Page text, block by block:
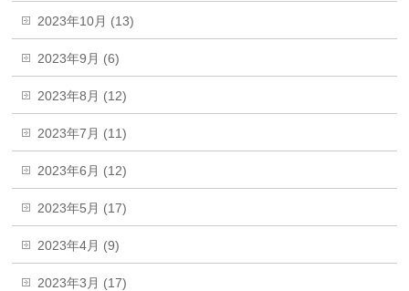
2023年10月 (13)
2023年9月 (6)
2023年8月 (12)
2023年7月 (11)
2023年6月 (12)
2023年5月 (17)
2023年4月 (9)
2023年3月 (17)